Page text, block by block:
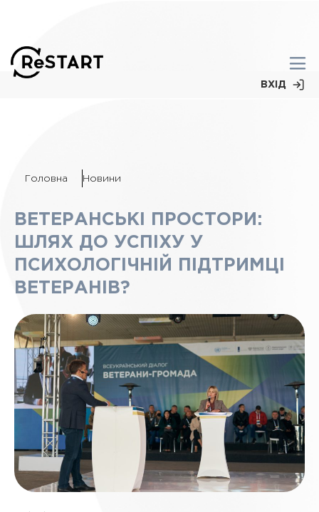
ВХІД
Головна Новини
ВЕТЕРАНСЬКІ ПРОСТОРИ:
ШЛЯХ ДО УСПІХУ У
ПСИХОЛОГІЧНІЙ ПІДТРИМЦІ
ВЕТЕРАНІВ?